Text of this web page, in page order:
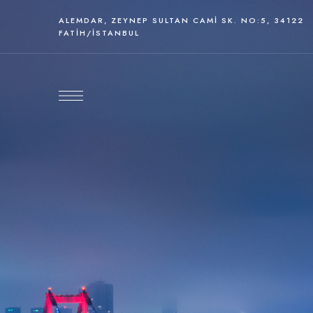
ALEMDAR, ZEYNEP SULTAN CAMI SK. NO:5, 34122
FATIH/İSTANBUL